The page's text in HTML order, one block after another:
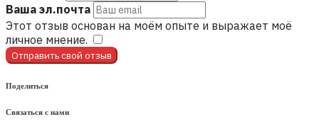
Ваша эл.почта
Этот отзыв основан на моём опыте и выражает моё
личное мнение.
Отправить свой отзыв
Поделиться
Связаться с нами